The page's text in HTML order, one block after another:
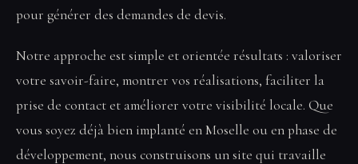
pour générer des demandes de devis.
Notre approche est simple et orientée résultats : valoriser
votre savoir-faire, montrer vos réalisations, faciliter la
prise de contact et améliorer votre visibilité locale. Que
vous soyez déjà bien implanté en Moselle ou en phase de
développement, nous construisons un site qui travaille